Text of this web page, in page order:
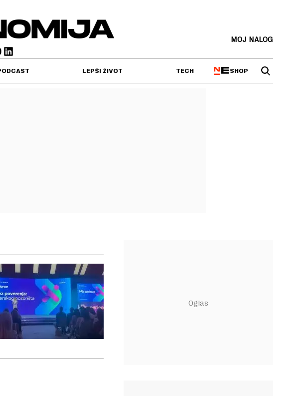
MOJ NALOG
LEPŠI ŽIVOT TECH SHOP